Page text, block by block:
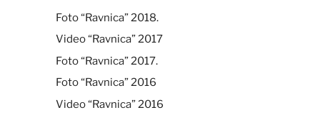
Foto “Ravnica” 2018.
Video “Ravnica” 2017
Foto “Ravnica” 2017.
Foto “Ravnica” 2016
Video “Ravnica” 2016